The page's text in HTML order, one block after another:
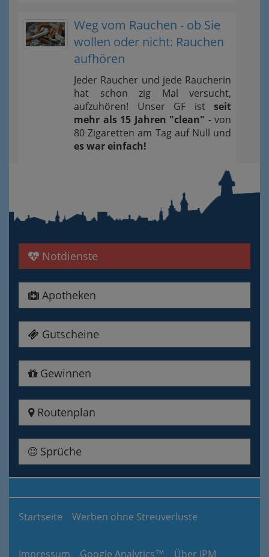
Weg vom Rauchen - ob Sie
wollen oder nicht: Rauchen
aufhören
Jeder Raucher und jede Raucherin
hat schon zig Mal versucht,
aufzuhören! Unser GF ist seit
mehr als 15 Jahren "clean" - von
80 Zigaretten am Tag auf Null und
es war einfach!
Notdienste
Apotheken
Gutscheine
Gewinnen
Routenplan
Sprüche
Startseite Werben ohne Streuverluste
Impressum Google Analytics™ Über IPM